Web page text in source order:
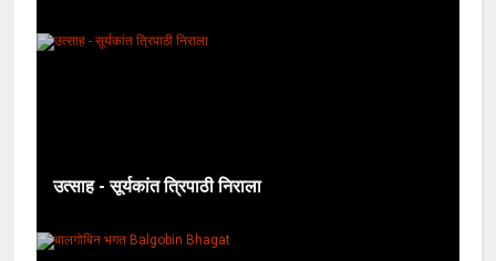
उत्साह - सूर्यकांत त्रिपाठी निराला